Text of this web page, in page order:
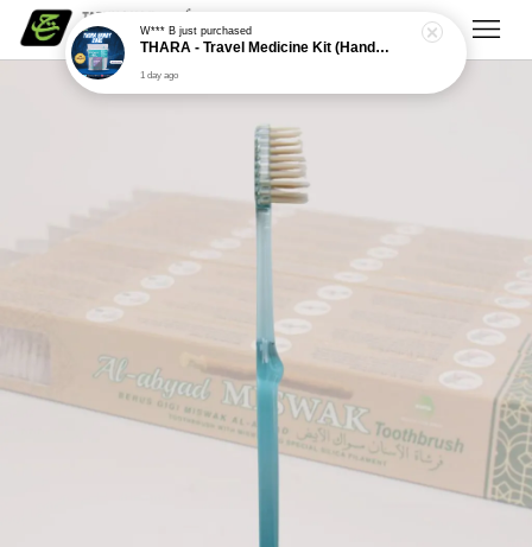
W*** Bjust purchased
THARA - Travel Medicine Kit (Handy Care)
1 day ago